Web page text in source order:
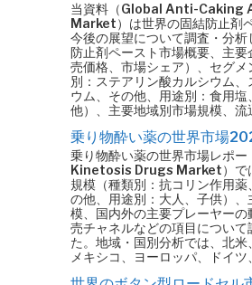
当資料（Global Anti-Caking
Market）は世界の固結防止剤
今後の展望について調査・分
防止剤ペースト市場概要、主要
売価格、市場シェア）、セグ
別：ステアリン酸カルシウム
ウム、その他、用途別：食用
他）、主要地域別市場規模、
乗り物酔い薬の世界市場
乗り物酔い薬の世界市場レポ
Kinetosis Drugs Market）で
規模（種類別：抗コリン作用
の他、用途別：大人、子供）、
模、国内外の主要プレーヤーの
売チャネルなどの項目について
た。地域・国別分析では、北米
メキシコ、ヨーロッパ、ドイ